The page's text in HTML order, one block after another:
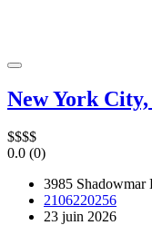
New York
$$$$
0.0 (0)
3985
2106220256
23 juin 2026